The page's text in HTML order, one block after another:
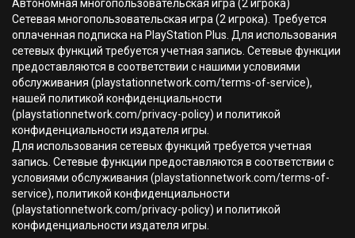
Автономная многопользовательская игра (2 игрока)
Сетевая многопользовательская игра (2 игрока). Требуется
оплаченная подписка на PlayStation Plus. Для использования
сетевых функций требуется учетная запись. Сетевые функции
предоставляются в соответствии с нашими условиями
обслуживания (playstationnetwork.com/terms-of-service),
нашей политикой конфиденциальности
(playstationnetwork.com/privacy-policy) и политикой
конфиденциальности издателя игры.
Для использования сетевых функций требуется учетная
запись. Сетевые функции предоставляются в соответствии с
условиями обслуживания (playstationnetwork.com/terms-of-
service), политикой конфиденциальности
(playstationnetwork.com/privacy-policy) и политикой
конфиденциальности издателя игры.